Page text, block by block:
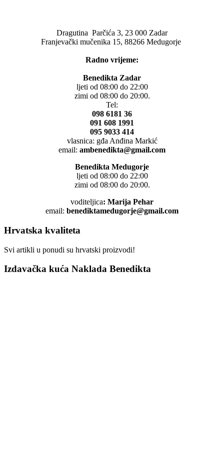
Dragutina Parčića 3, 23 000 Zadar
Franjevački mučenika 15, 88266 Medugorje
Radno vrijeme:
Benedikta Zadar
ljeti od 08:00 do 22:00
zimi od 08:00 do 20:00.
Tel:
098 6181 36
091 608 1991
095 9033 414
vlasnica: gđa Anđina Markić
email: ambenedikta@gmail.com
Benedikta Medugorje
ljeti od 08:00 do 22:00
zimi od 08:00 do 20:00.
voditeljica: Marija Pehar
email: benediktamedugorje@gmail.com
Hrvatska kvaliteta
Svi artikli u ponudi su hrvatski proizvodi!
Izdavačka kuća Naklada Benedikta